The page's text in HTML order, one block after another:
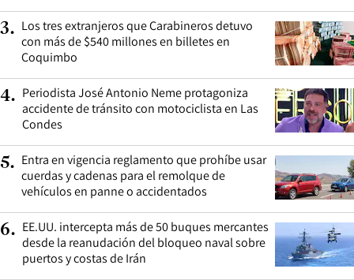
3. Los tres extranjeros que Carabineros detuvo
con más de $540 millones en billetes en
Coquimbo
4. Periodista José Antonio Neme protagoniza
accidente de tránsito con motociclista en Las
Condes
5. Entra en vigencia reglamento que prohíbe usar
cuerdas y cadenas para el remolque de
vehículos en panne o accidentados
6. EE.UU. intercepta más de 50 buques mercantes
desde la reanudación del bloqueo naval sobre
puertos y costas de Irán